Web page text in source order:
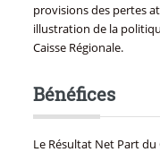
provisions des pertes
illustration de la
Caisse Régionale.
Bénéfices
Le Résultat Net Part du